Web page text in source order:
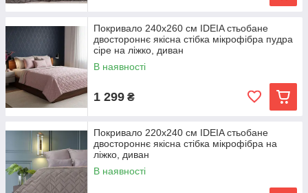
Покривало 240х260 см IDEIA стьобане
двостороннє якісна стібка мікрофібра пудра
сіре на ліжко, диван
В наявності
1 299 ₴
Покривало 220х240 см IDEIA стьобане
двостороннє якісна стібка мікрофібра на
ліжко, диван
В наявності